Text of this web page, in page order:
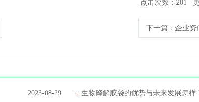
点击次数： 201 更
下一篇 ：企业
2023-08-29 生物降解胶袋的优势与未来发展怎样